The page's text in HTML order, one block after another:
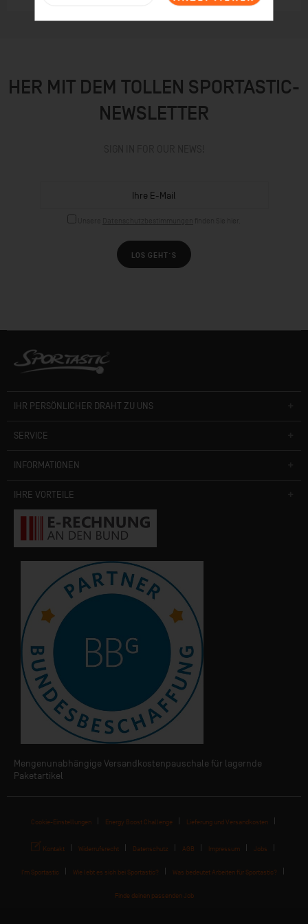
HER MIT DEM TOLLEN SPORTASTIC-
NEWSLETTER
LOS GEHT´S
IHR PERSÖNLICHER DRAHT ZU UNS
SERVICE
INFORMATIONEN
IHRE VORTEILE
Mengenunabhängige Versandkostenpauschale für lagernde
Paketartikel
Cookie-Einstellungen Energy Boost Challenge Lieferung und Versandkosten
Kontakt Widerrufsrecht Datenschutz AGB Impressum Jobs
I'm Sportastic Wie lebt es sich bei Sportastic? Was bedeutet Arbeiten für Sportastic?
Finde deinen passenden Job